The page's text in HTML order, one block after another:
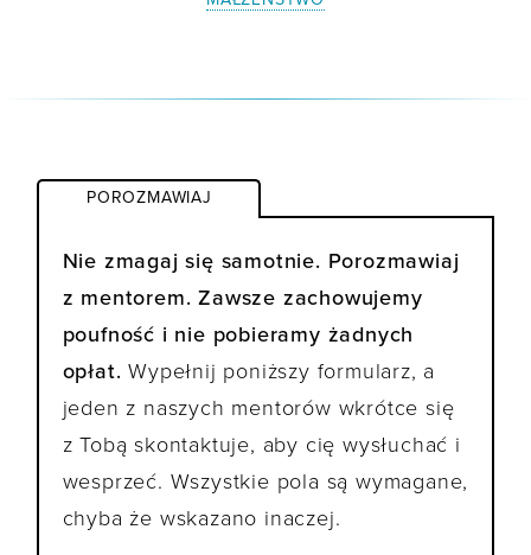
POROZMAWIAJ
Nie zmagaj się samotnie. Porozmawiaj
z mentorem. Zawsze zachowujemy
poufność i nie pobieramy żadnych
opłat. Wypełnij poniższy formularz, a
jeden z naszych mentorów wkrótce się
z Tobą skontaktuje, aby cię wysłuchać i
wesprzeć. Wszystkie pola są wymagane,
chyba że wskazano inaczej.